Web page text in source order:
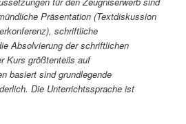
Präsentation (Textdiskussion
schriftliche
Absolvierung der schriftlichen
Kurs größtenteils auf
basiert sind grundlegende
Die Unterrichtssprache ist